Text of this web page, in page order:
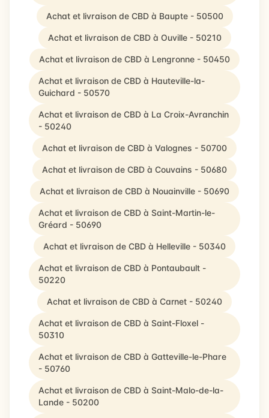
Achat et livraison de CBD à Baupte - 50500
Achat et livraison de CBD à Ouville - 50210
Achat et livraison de CBD à Lengronne - 50450
Achat et livraison de CBD à Hauteville-la-
Guichard - 50570
Achat et livraison de CBD à La Croix-Avranchin
- 50240
Achat et livraison de CBD à Valognes - 50700
Achat et livraison de CBD à Couvains - 50680
Achat et livraison de CBD à Nouainville - 50690
Achat et livraison de CBD à Saint-Martin-le-
Gréard - 50690
Achat et livraison de CBD à Helleville - 50340
Achat et livraison de CBD à Pontaubault -
50220
Achat et livraison de CBD à Carnet - 50240
Achat et livraison de CBD à Saint-Floxel -
50310
Achat et livraison de CBD à Gatteville-le-Phare
- 50760
Achat et livraison de CBD à Saint-Malo-de-la-
Lande - 50200